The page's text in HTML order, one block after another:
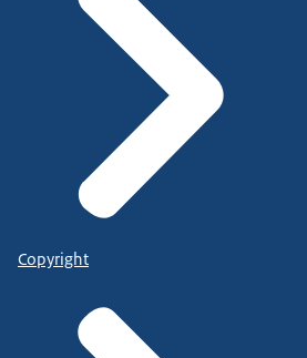
Copyright